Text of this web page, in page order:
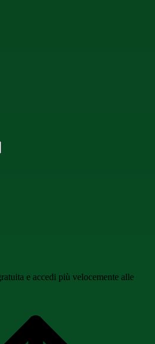
e accedi più velocemente alle